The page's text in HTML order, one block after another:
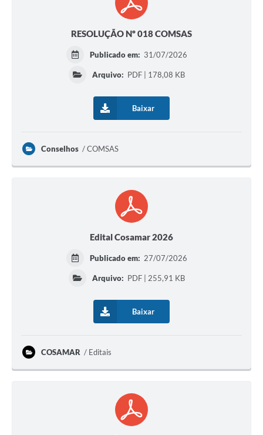
Briefing de Ações, Divulgações e Eventos
Contato
RESOLUÇÃO Nº 018 COMSAS
Publicado em: 31/07/2026
Arquivo: PDF | 178,08 KB
Baixar
Conselhos COMSAS
Edital Cosamar 2026
Publicado em: 27/07/2026
Arquivo: PDF | 255,91 KB
Baixar
COSAMAR Editais